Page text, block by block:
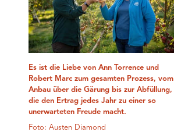
Es ist die Liebe von Ann Torrence und
Robert Marc zum gesamten Prozess, vom
Anbau über die Gärung bis zur Abfüllung,
die den Ertrag jedes Jahr zu einer so
unerwarteten Freude macht.
Foto: Austen Diamond